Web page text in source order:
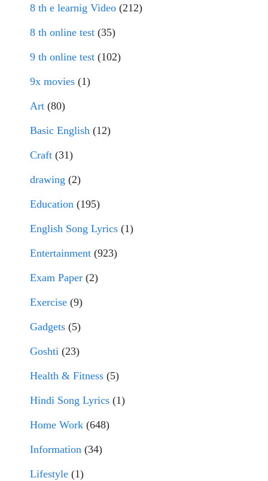
8 th e learnig Video (212)
8 th online test (35)
9 th online test (102)
9x movies (1)
Art (80)
Basic English (12)
Craft (31)
drawing (2)
Education (195)
English Song Lyrics (1)
Entertainment (923)
Exam Paper (2)
Exercise (9)
Gadgets (5)
Goshti (23)
Health & Fitness (5)
Hindi Song Lyrics (1)
Home Work (648)
Information (34)
Lifestyle (1)